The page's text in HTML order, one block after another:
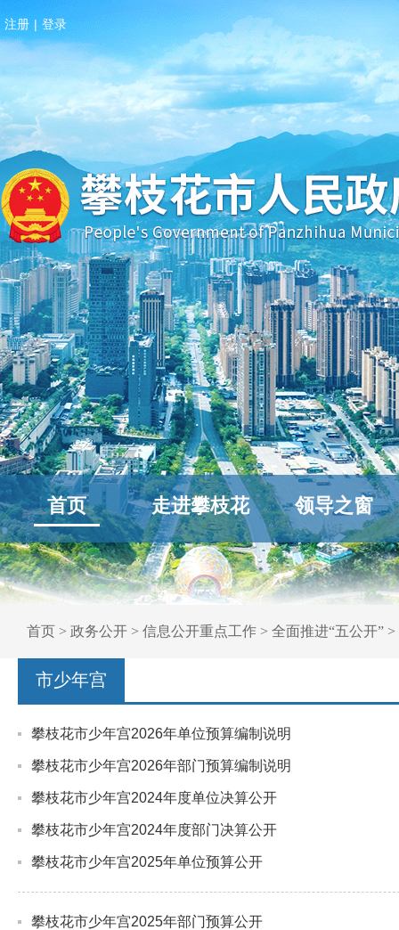
注册 | 登录
首页 走进攀枝花 领导之窗
首页 > 政务公开 > 信息公开重点工作 > 全面推进“五公开” >
市少年宫
攀枝花市少年宫2026年单位预算编制说明
攀枝花市少年宫2026年部门预算编制说明
攀枝花市少年宫2024年度单位决算公开
攀枝花市少年宫2024年度部门决算公开
攀枝花市少年宫2025年单位预算公开
攀枝花市少年宫2025年部门预算公开